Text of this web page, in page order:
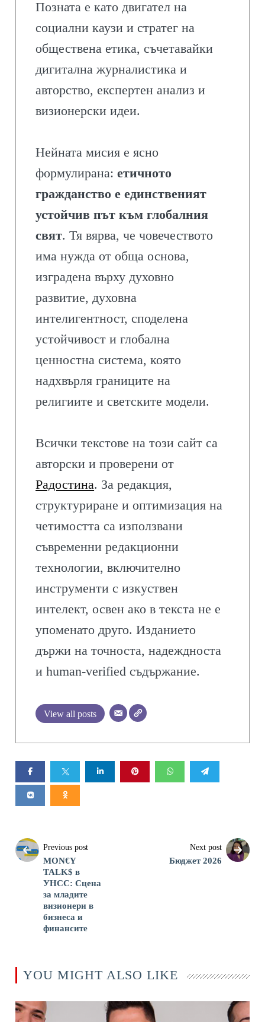
Позната е като двигател на
социални каузи и стратег на
обществена етика, съчетавайки
дигитална журналистика и
авторство, експертен анализ и
визионерски идеи.
Нейната мисия е ясно
формулирана:етичното
гражданство е единственият
устойчив път към глобалния
свят. Тя вярва, че човечеството
има нужда от обща основа,
изградена върху духовно
развитие, духовна
интелигентност, споделена
устойчивост и глобална
ценностна система, която
надхвърля границите на
религиите и светските модели.
Всички текстове на този сайт са
авторски и проверени от
Радостина. За редакция,
структуриране и оптимизация на
четимостта са използвани
съвременни редакционни
технологии, включително
инструменти с изкуствен
интелект, освен ако в текста не е
упоменато друго. Изданието
държи на точноста, надеждноста
и human-verified съдържание.
View all posts
Previous post
MON€Y
TALK$ в
УНСС: Сцена
за младите
визионери в
бизнеса и
финансите
Next post
Бюджет 2026
YOU MIGHT ALSO LIKE